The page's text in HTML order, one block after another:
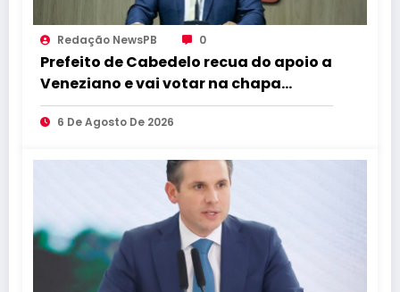
Redação NewsPB 0
Prefeito de Cabedelo recua do apoio a
Veneziano e vai votar na chapa
governista completa
6 De Agosto De 2026